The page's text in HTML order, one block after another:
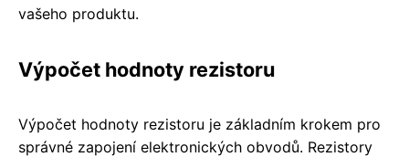
vašeho produktu.
Výpočet hodnoty rezistoru
Výpočet hodnoty rezistoru je základním krokem pro
správné zapojení elektronických obvodů. Rezistory